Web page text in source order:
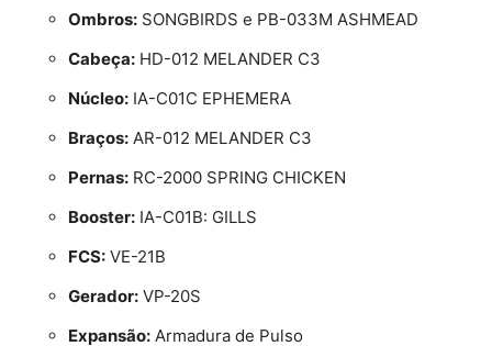
Ombros: SONGBIRDS e PB-033M ASHMEAD
Cabeça: HD-012 MELANDER C3
Núcleo: IA-C01C EPHEMERA
Braços: AR-012 MELANDER C3
Pernas: RC-2000 SPRING CHICKEN
Booster: IA-C01B: GILLS
FCS: VE-21B
Gerador: VP-20S
Expansão: Armadura de Pulso